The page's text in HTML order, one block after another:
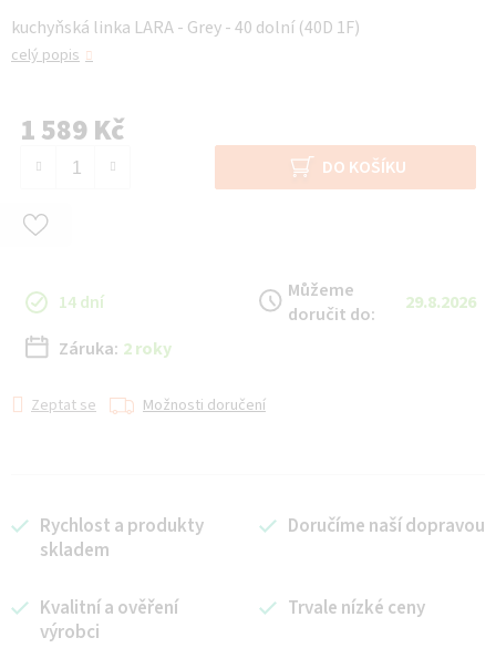
kuchyňská linka LARA - Grey - 40 dolní (40D 1F)
celý popis
1 589 Kč
DO KOŠÍKU
14 dní
Můžeme
doručit do:
29.8.2026
Záruka: 2 roky
Zeptat se Možnosti doručení
Rychlost a produkty
skladem
Doručíme naší dopravou
Kvalitní a ověření
výrobci
Trvale nízké ceny